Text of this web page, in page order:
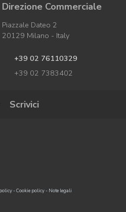
Direzione Commerciale
Piazzale Dateo 2
20129 Milano - Italy
+39 02 76110329
+39 02 7383402
Scrivici
-Cookie policy- Note legali